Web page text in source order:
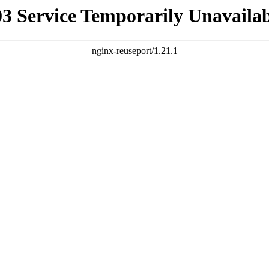
Service Temporarily
nginx-reuseport/1.21.1